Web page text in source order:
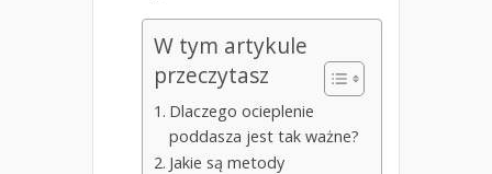
W tym artykule
przeczytasz
Dlaczego ocieplenie
poddasza jest tak ważne?
Jakie są metody